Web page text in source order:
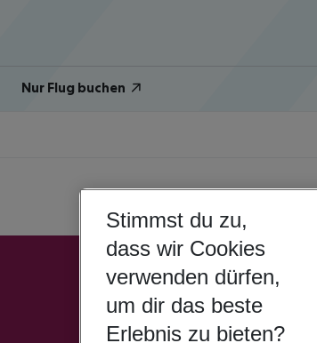
Nur Flug buchen
Stimmst du zu,
dass wir Cookies
verwenden dürfen,
um dir das beste
Erlebnis zu bieten?